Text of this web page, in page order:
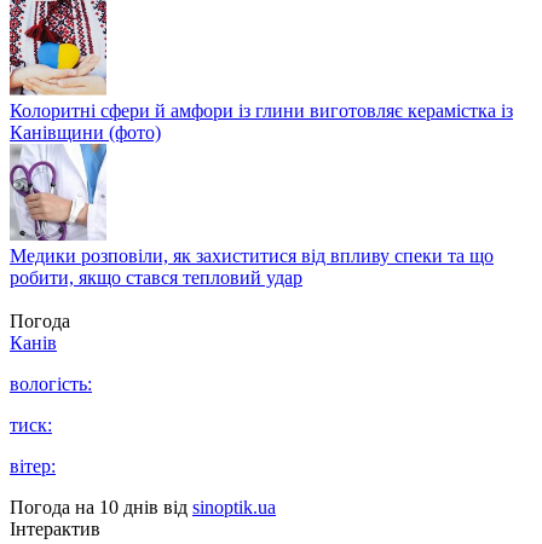
Колоритні сфери й амфори із глини виготовляє керамістка із
Канівщини (фото)
Медики розповіли, як захиститися від впливу спеки та що
робити, якщо стався тепловий удар
Погода
Канів
вологість:
тиск:
вітер:
Погода на 10 днів від sinoptik.ua
Інтерактив